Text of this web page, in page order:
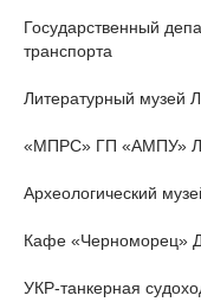
Государственный
транспорта
Литературный музей
«МПРС» ГП «АМПУ»
Археологический
Кафе «Черноморец»
УКР-танкерная